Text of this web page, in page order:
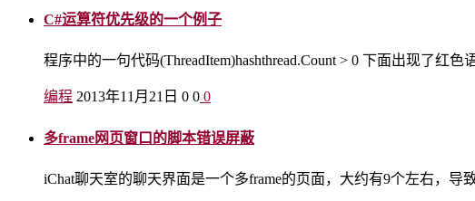
C#运算符优先级的一个例子
程序中的一句代码(ThreadItem)hashthread.Count > 0 下面出现了红
编程 2013年11月21日 0 0 0
多frame网页窗口的脚本错误屏蔽
iChat聊天室的聊天界面是一个多frame的页面，大约有9个左右，导